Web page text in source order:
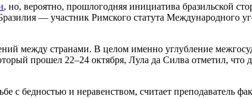
, но, вероятно, прошлогодняя инициатива бразильской
— участник Римского статута Международного
между странами. В целом именно углубление
прошел 22–24 октября, Лула да Силва отметил, что
с бедностью и неравенством, считает преподаватель